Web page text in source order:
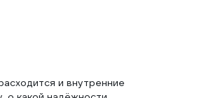
и внутренние